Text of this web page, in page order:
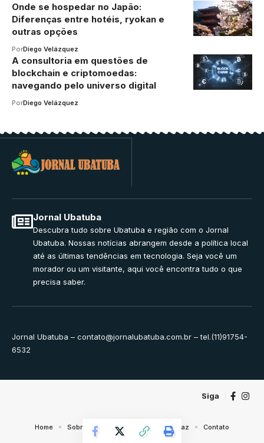
Onde se hospedar no Japão:
Diferenças entre hotéis, ryokan e
outras opções
PorDiego Velázquez
A consultoria em questões de
blockchain e criptomoedas:
navegando pelo universo digital
PorDiego Velázquez
Jornal Ubatuba
Descubra tudo sobre Ubatuba e região com o Jornal
Ubatuba. Nossas notícias abrangem desde a política local
até as últimas tendências em tecnologia. Seja você um
morador ou um visitante, aqui você encontra tudo o que
precisa saber.
Jornal Ubatuba – contato@jornalubatuba.com.br – tel.(11)91754-
6532
Siga
Home Sobre Nós Noticias Quem Faz Contato